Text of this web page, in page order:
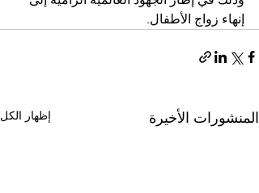
إنهاء زواج الأطفال.
المنشورات الأخيرة إظهار الكل